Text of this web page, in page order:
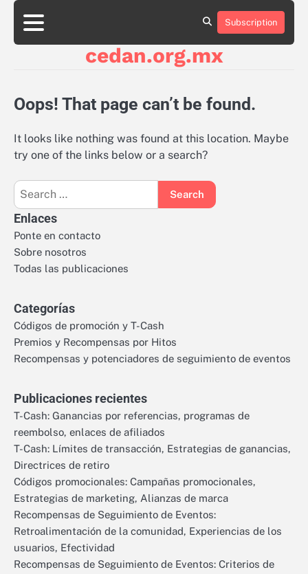
Skip
content
About
Contact
Cookie
Privacy
Sitemap
Terms
Conditions
Subscription
cedan.org.mx
Oops! That page can’t be found.
It looks like nothing was found at this location. Maybe
try one of the links below or a search?
Search
for:
Enlaces
Ponte en contacto
Sobre nosotros
Todas las publicaciones
Categorías
Códigos de promoción y T-Cash
Premios y Recompensas por Hitos
Recompensas y potenciadores de seguimiento de eventos
Publicaciones recientes
T-Cash: Ganancias por referencias, programas de
reembolso, enlaces de afiliados
T-Cash: Límites de transacción, Estrategias de ganancias,
Directrices de retiro
Códigos promocionales: Campañas promocionales,
Estrategias de marketing, Alianzas de marca
Recompensas de Seguimiento de Eventos:
Retroalimentación de la comunidad, Experiencias de los
usuarios, Efectividad
Recompensas de Seguimiento de Eventos: Criterios de